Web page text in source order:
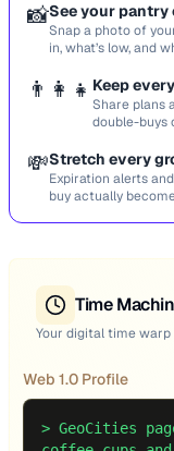
📸See your pantry
Snap a photo of
in, what’s low, and
👨‍👩‍👧 Keep
Share plans
double-buys
💸Stretch every
Expiration alerts
buy actually
Time
Your digital time warp
Web 1.0 Profile
> GeoCities